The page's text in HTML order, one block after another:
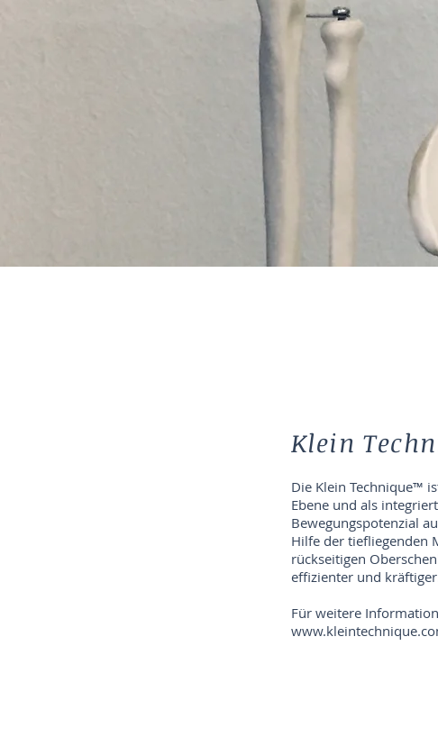
Klein
Die Klein Technique™
Ebene und als
Bewegungspotenzial
Hilfe der tiefliegenden
rückseitigen
effizienter und
Für weitere